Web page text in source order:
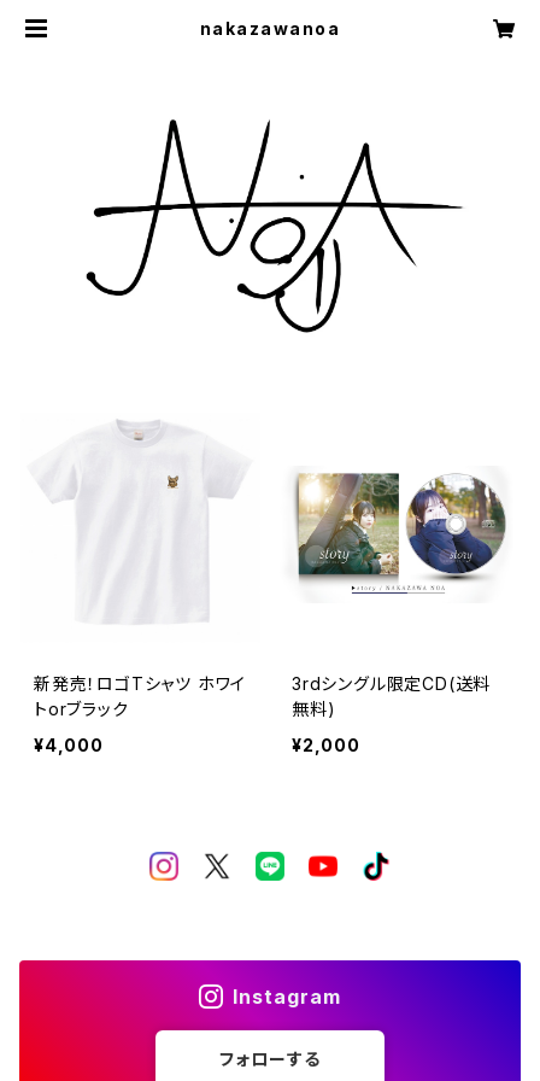
nakazawanoa
新発売！ロゴTシャツ ホワイ
トorブラック
¥4,000
3rdシングル限定CD(送料
無料)
¥2,000
Instagram
フォローする